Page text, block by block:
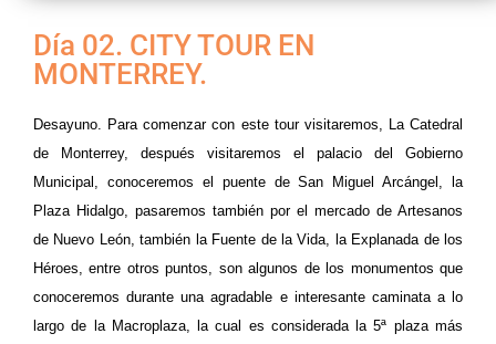
Día 02. CITY TOUR EN
MONTERREY.
Desayuno. Para comenzar con este tour visitaremos, La Catedral
de Monterrey, después visitaremos el palacio del Gobierno
Municipal, conoceremos el puente de San Miguel Arcángel, la
Plaza Hidalgo, pasaremos también por el mercado de Artesanos
de Nuevo León, también la Fuente de la Vida, la Explanada de los
Héroes, entre otros puntos, son algunos de los monumentos que
conoceremos durante una agradable e interesante caminata a lo
largo de la Macroplaza, la cual es considerada la 5ª plaza más